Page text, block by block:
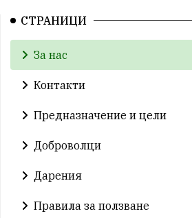
СТРАНИЦИ
За нас
Контакти
Предназначение и цели
Доброволци
Дарения
Правила за ползване